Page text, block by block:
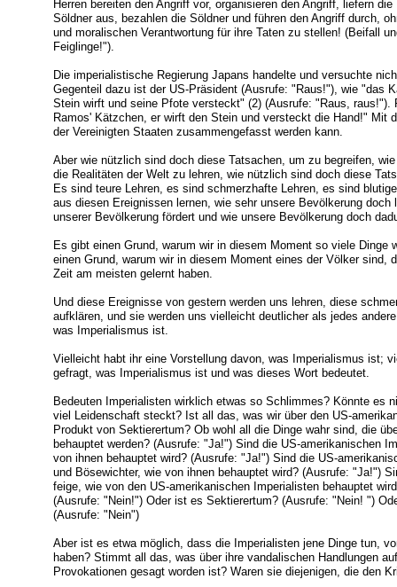
Herren bereiten den Angriff vor, organisieren den Angriff, liefern
Söldner aus, bezahlen die Söldner und führen den Angriff durch,
und moralischen Verantwortung für ihre Taten zu stellen! (Beifall
Feiglinge!").
Die imperialistische Regierung Japans handelte und versuchte
Gegenteil dazu ist der US-Präsident (Ausrufe: "Raus!"), wie "das
Stein wirft und seine Pfote versteckt" (2) (Ausrufe: "Raus,
Ramos' Kätzchen, er wirft den Stein und versteckt die Hand!" Mit
der Vereinigten Staaten zusammengefasst werden kann.
Aber wie nützlich sind doch diese Tatsachen, um zu begreifen,
die Realitäten der Welt zu lehren, wie nützlich sind doch diese
Es sind teure Lehren, es sind schmerzhafte Lehren, es sind
aus diesen Ereignissen lernen, wie sehr unsere Bevölkerung
unserer Bevölkerung fördert und wie unsere Bevölkerung doch
Es gibt einen Grund, warum wir in diesem Moment so viele Dinge
einen Grund, warum wir in diesem Moment eines der Völker sind,
Zeit am meisten gelernt haben.
Und diese Ereignisse von gestern werden uns lehren, diese
aufklären, und sie werden uns vielleicht deutlicher als jedes
was Imperialismus ist.
Vielleicht habt ihr eine Vorstellung davon, was Imperialismus ist;
gefragt, was Imperialismus ist und was dieses Wort bedeutet.
Bedeuten Imperialisten wirklich etwas so Schlimmes? Könnte es
viel Leidenschaft steckt? Ist all das, was wir über den US-
Produkt von Sektierertum? Ob wohl all die Dinge wahr sind, die
behauptet werden? (Ausrufe: "Ja!") Sind die US-amerikanischen
von ihnen behauptet wird? (Ausrufe: "Ja!") Sind die US-
und Bösewichter, wie von ihnen behauptet wird? (Ausrufe: "Ja!")
feige, wie von den US-amerikanischen Imperialisten behauptet
(Ausrufe: "Nein!") Oder ist es Sektierertum? (Ausrufe: "Nein! ")
(Ausrufe: "Nein")
Aber ist es etwa möglich, dass die Imperialisten jene Dinge tun,
haben? Stimmt all das, was über ihre vandalischen Handlungen
Provokationen gesagt worden ist? Waren sie diejenigen, die den